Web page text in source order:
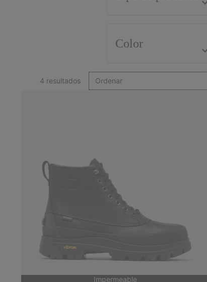
Color
4 resultados Ordenar
Impermeable